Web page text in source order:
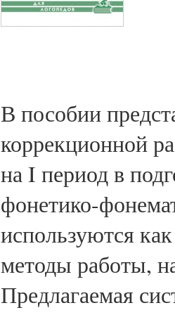
В пособии
коррекционной
на I период в
фонетико-
используются
методы работы,
Предлагаемая